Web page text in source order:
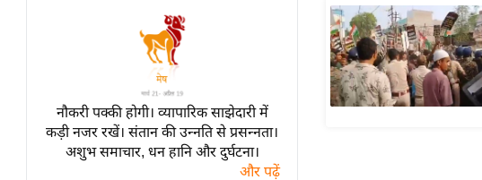
Breaking
लाइफस्टाइल
टेक्नॉलॉजी
ब्यूटी/फैशन
नौकरी पक्की होगी। व्यापारिक साझेदारी में
कड़ी नजर रखें। संतान की उन्नति से प्रसन्नता।
अशुभ समाचार, धन हानि और दुर्घटना।
और पढ़ें